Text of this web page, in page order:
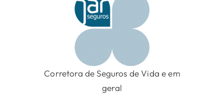
Corretora de Seguros de Vida e em
geral